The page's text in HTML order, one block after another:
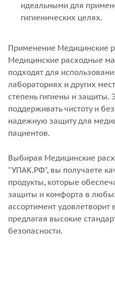
идеальными для
гигиенических целях.
Применение Медицинские
Медицинские расходные
подходят для
лабораториях и других
степень гигиены и защиты.
поддерживать чистоту и
надежную защиту для
пациентов.
Выбирая Медицинские
"УПАК.РФ", вы получаете
продукты, которые
защиты и комфорта в
ассортимент удовлетворит
предлагая высокие
безопасности.